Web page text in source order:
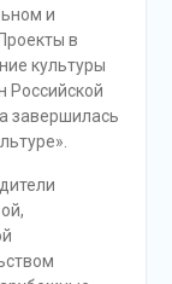
и
в
культуры
Российской
завершилась